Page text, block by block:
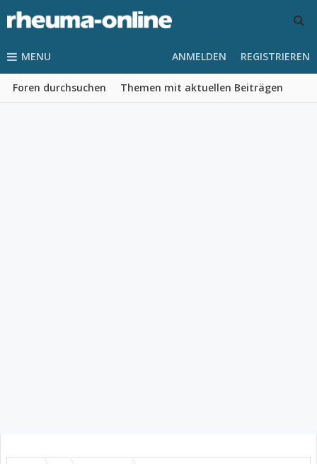
MENU
Foren durchsuchen Themen mit aktuellen Beiträgen
ANMELDEN REGISTRIEREN